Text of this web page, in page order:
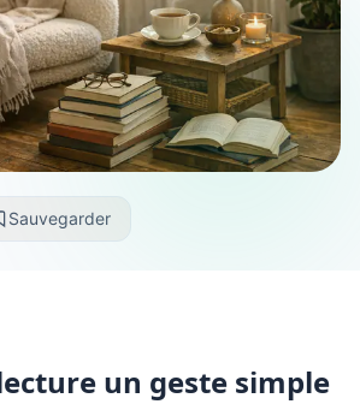
Sauvegarder
un geste simple